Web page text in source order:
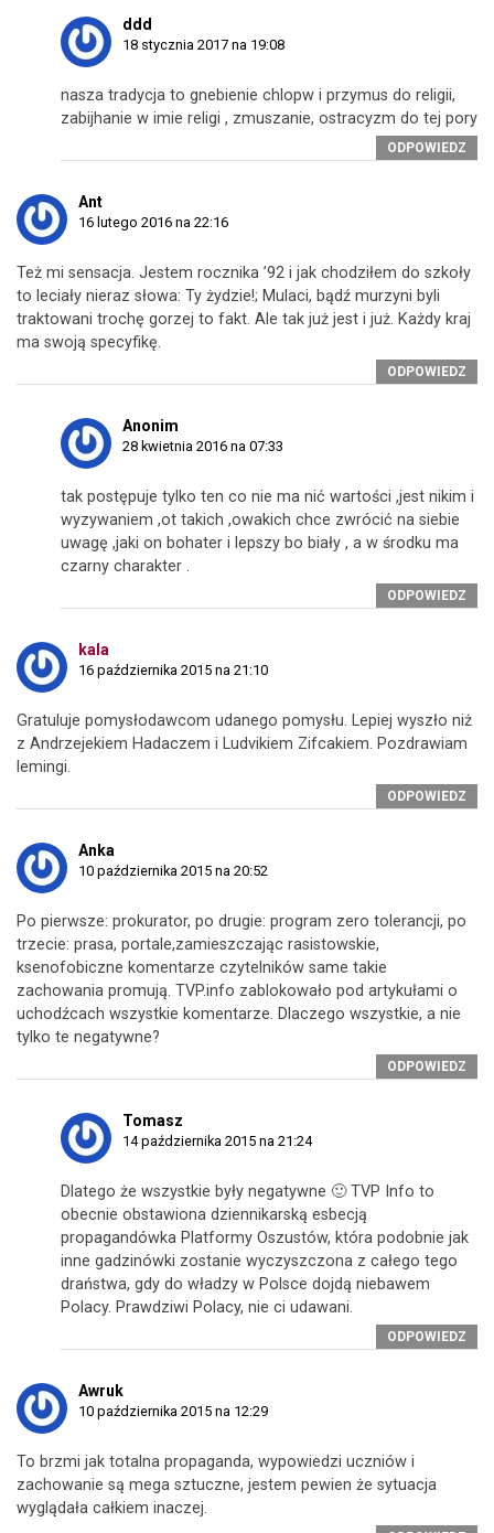
ddd
18 stycznia 2017 na 19:08
nasza tradycja to gnebienie chlopw i przymus do religii,
zabijhanie w imie religi , zmuszanie, ostracyzm do tej pory
ODPOWIEDZ
Ant
16 lutego 2016 na 22:16
Też mi sensacja. Jestem rocznika ’92 i jak chodziłem do szkoły
to leciały nieraz słowa: Ty żydzie!; Mulaci, bądź murzyni byli
traktowani trochę gorzej to fakt. Ale tak już jest i już. Każdy kraj
ma swoją specyfikę.
ODPOWIEDZ
Anonim
28 kwietnia 2016 na 07:33
tak postępuje tylko ten co nie ma nić wartości ,jest nikim i
wyzywaniem ,ot takich ,owakich chce zwrócić na siebie
uwagę ,jaki on bohater i lepszy bo biały , a w środku ma
czarny charakter .
ODPOWIEDZ
kala
16 października 2015 na 21:10
Gratuluje pomysłodawcom udanego pomysłu. Lepiej wyszło niż
z Andrzejekiem Hadaczem i Ludvikiem Zifcakiem. Pozdrawiam
lemingi.
ODPOWIEDZ
Anka
10 października 2015 na 20:52
Po pierwsze: prokurator, po drugie: program zero tolerancji, po
trzecie: prasa, portale,zamieszczając rasistowskie,
ksenofobiczne komentarze czytelników same takie
zachowania promują. TVP.info zablokowało pod artykułami o
uchodźcach wszystkie komentarze. Dlaczego wszystkie, a nie
tylko te negatywne?
ODPOWIEDZ
Tomasz
14 października 2015 na 21:24
Dlatego że wszystkie były negatywne 🙂 TVP Info to
obecnie obstawiona dziennikarską esbecją
propagandówka Platformy Oszustów, która podobnie jak
inne gadzinówki zostanie wyczyszczona z całego tego
draństwa, gdy do władzy w Polsce dojdą niebawem
Polacy. Prawdziwi Polacy, nie ci udawani.
ODPOWIEDZ
Awruk
10 października 2015 na 12:29
To brzmi jak totalna propaganda, wypowiedzi uczniów i
zachowanie są mega sztuczne, jestem pewien że sytuacja
wyglądała całkiem inaczej.